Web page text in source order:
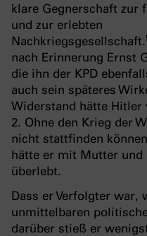
klare Gegnerschaft zur
und zur erlebten
Nachkriegsgesellschaft.
nach Erinnerung Ernst
die ihn der KPD
auch sein späteres
Widerstand hätte Hitler
2. Ohne den Krieg der
nicht stattfinden
hätte er mit Mutter und
überlebt.
Dass er Verfolgter war,
unmittelbaren
darüber stieß er